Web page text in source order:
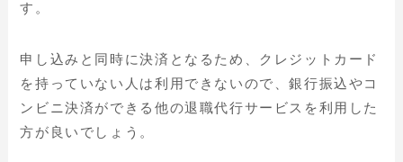
す。
申し込みと同時に決済となるため、クレジットカード
を持っていない人は利用できないので、銀行振込やコ
ンビニ決済ができる他の退職代行サービスを利用した
方が良いでしょう。